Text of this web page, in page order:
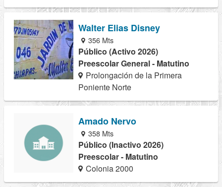
Walter Elias Disney
356 Mts
Público (Activo 2026)
Preescolar General - Matutino
Prolongación de la Primera
Poniente Norte
Amado Nervo
358 Mts
Público (Inactivo 2026)
Preescolar - Matutino
Colonia 2000